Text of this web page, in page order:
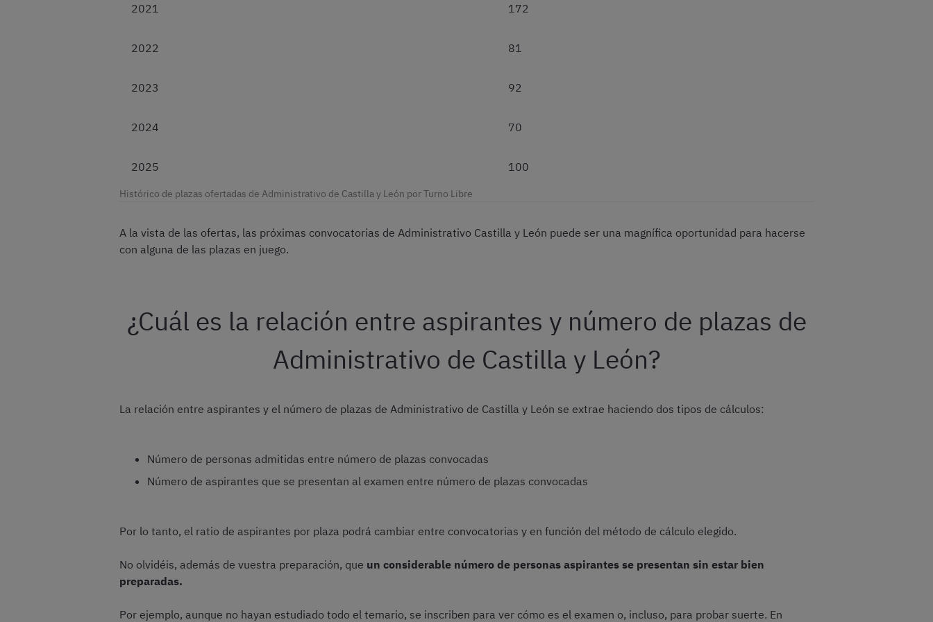
2021 172
2022 81
2023 92
2024 70
2025 100
Histórico de plazas ofertadas de Administrativo de Castilla y León por Turno Libre
A la vista de las ofertas, las próximas convocatorias de Administrativo Castilla y León puede ser una magnífica oportunidad para hacerse
con alguna de las plazas en juego.
¿Cuál es la relación entre aspirantes y número de plazas de
Administrativo de Castilla y León?
La relación entre aspirantes y el número de plazas de Administrativo de Castilla y León se extrae haciendo dos tipos de cálculos:
Número de personas admitidas entre número de plazas convocadas
Número de aspirantes que se presentan al examen entre número de plazas convocadas
Por lo tanto, el ratio de aspirantes por plaza podrá cambiar entre convocatorias y en función del método de cálculo elegido.
No olvidéis, además de vuestra preparación, que un considerable número de personas aspirantes se presentan sin estar bien
preparadas.
Por ejemplo, aunque no hayan estudiado todo el temario, se inscriben para ver cómo es el examen o, incluso, para probar suerte. En